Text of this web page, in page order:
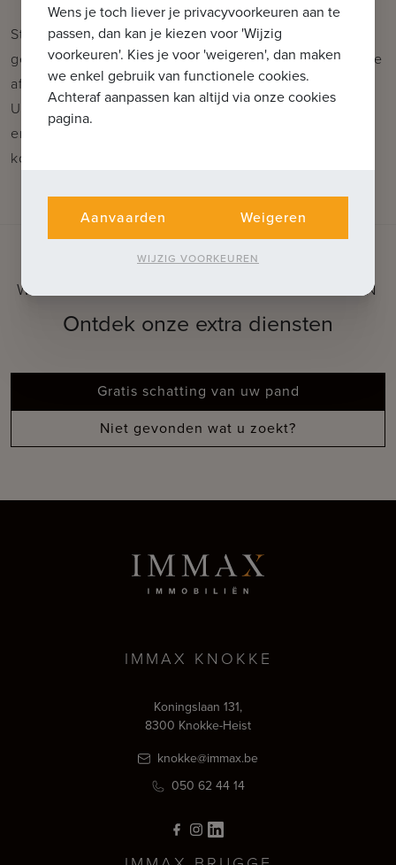
Stuk voor stuk pareltjes waar de sfeer van beide
gebouwen wordt doorgetrokken in het interieur en de
afwerking
U heeft de mogelijkheid om een privatieve berging
en/of staanplaats in de ondergrondse garage bij te
kopen
WAT KUNNEN WE VOOR U BETEKENEN
Ontdek onze extra diensten
Gratis schatting van uw pand
Niet gevonden wat u zoekt?
IMMAX KNOKKE
Koningslaan 131,
8300 Knokke-Heist
knokke@immax.be
050 62 44 14
Wens je toch liever je privacyvoorkeuren aan te
passen, dan kan je kiezen voor 'Wijzig
voorkeuren'. Kies je voor 'weigeren', dan maken
we enkel gebruik van functionele cookies.
Achteraf aanpassen kan altijd via onze cookies
pagina.
Aanvaarden Weigeren
WIJZIG VOORKEUREN